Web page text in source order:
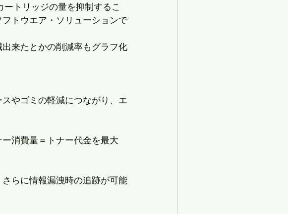
トリッジの量を抑制するこ
トウエア・ソリューションで
来たとかの削減率もグラフ化
やゴミの軽減につながり、エ
消費量＝トナー代金を最大
らに情報漏洩時の追跡が可能